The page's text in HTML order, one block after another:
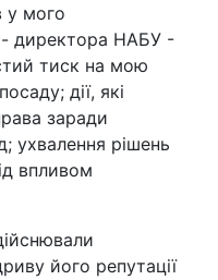
у мого
- директора НАБУ -
тиск на мою
дії, які
заради
ухвалення рішень
впливом
його репутації